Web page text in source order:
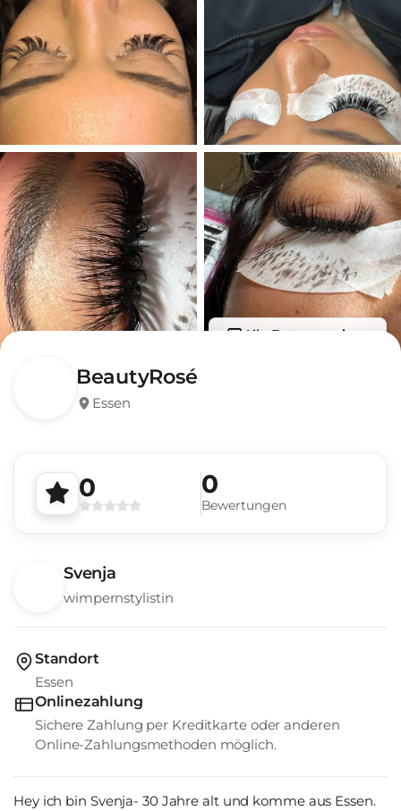
Alle Fotos anzeigen
BeautyRosé
Essen
0 0
Bewertungen
Svenja
wimpernstylistin
Standort
Essen
Onlinezahlung
Sichere Zahlung per Kreditkarte oder anderen
Online-Zahlungsmethoden möglich.
Hey ich bin Svenja- 30 Jahre alt und komme aus Essen.